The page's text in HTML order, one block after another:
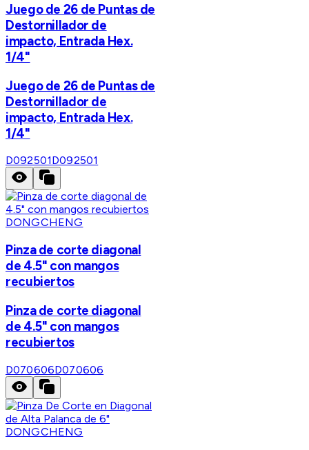
Juego de 26 de Puntas de
Destornillador de
impacto, Entrada Hex.
1/4"
Juego de 26 de Puntas de
Destornillador de
impacto, Entrada Hex.
1/4"
D092501D092501
DONGCHENG
Pinza de corte diagonal
de 4.5" con mangos
recubiertos
Pinza de corte diagonal
de 4.5" con mangos
recubiertos
D070606D070606
DONGCHENG